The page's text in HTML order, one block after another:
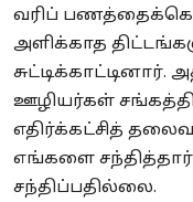
வரிப்
அளிக்காத
சுட்டிக்காட்டினார்.
ஊழியர்கள்
எதிர்க்கட்சித்
எங்களை
சந்திப்பதில்லை.